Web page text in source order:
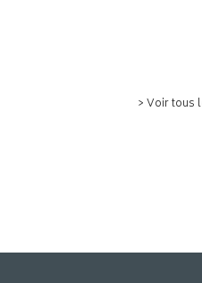
> Voir tous